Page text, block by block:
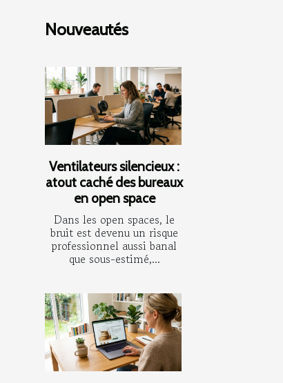
Nouveautés
Ventilateurs silencieux :
atout caché des bureaux
en open space
Dans les open spaces, le
bruit est devenu un risque
professionnel aussi banal
que sous-estimé,...